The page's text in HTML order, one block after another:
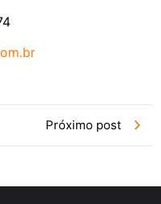
Próximo post